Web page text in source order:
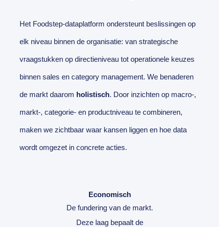
Het Foodstep-dataplatform ondersteunt beslissingen op
elk niveau binnen de organisatie: van strategische
vraagstukken op directieniveau tot operationele keuzes
binnen sales en category management. We benaderen
de markt daarom holistisch. Door inzichten op macro-,
markt-, categorie- en productniveau te combineren,
maken we zichtbaar waar kansen liggen en hoe data
wordt omgezet in concrete acties.
Economisch
De fundering van de markt.
Deze laag bepaalt de